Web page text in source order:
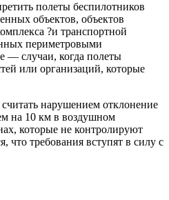
полеты беспилотников
объектов, объектов
?и транспортной
периметровыми
— случаи, когда полеты
или организаций, которые
нарушением отклонение
на 10 км в воздушном
которые не контролируют
что требования вступят в силу с